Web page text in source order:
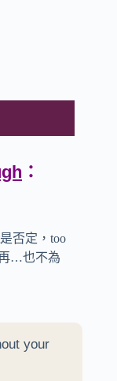
：
否定，too
…也不為
your